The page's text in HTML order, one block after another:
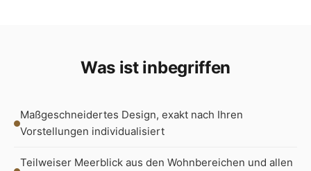
Was ist inbegriffen
Maßgeschneidertes Design, exakt nach Ihren
Vorstellungen individualisiert
Teilweiser Meerblick aus den Wohnbereichen und allen